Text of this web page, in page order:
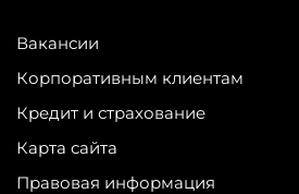
Вакансии
Корпоративным клиентам
Кредит и страхование
Карта сайта
Правовая информация